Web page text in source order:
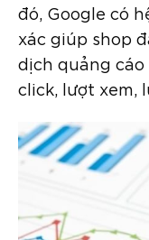
đó, Google có
xác giúp shop
dịch quảng
click, lượt xem,